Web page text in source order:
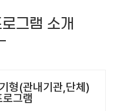
그램 소개
형(관내기관,단체)
로그램